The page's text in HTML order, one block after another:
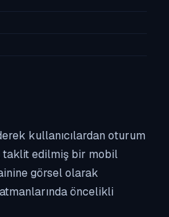
kullanıcılardan oturum
taklit edilmiş bir mobil
görsel olarak
öncelikli